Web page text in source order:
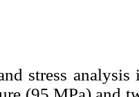
stress